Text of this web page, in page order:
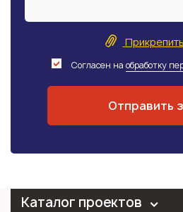
Согласен на обработку
Каталог проектов